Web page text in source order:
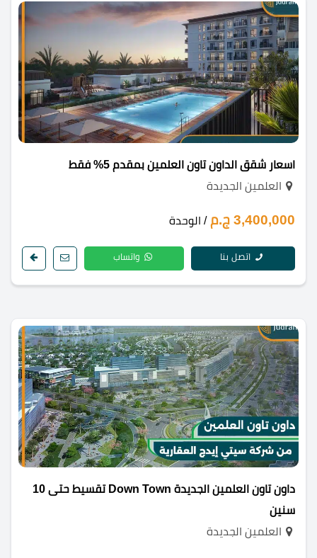
اسعار شقق الداون تاون العلمين بمقدم 5% فقط
العلمين الجديدة
3,400,000 ج.م / الوحدة
اتصل بنا واتساب
داون تاون العلمين الجديدة Down Town تقسيط حتى 10
سنين
العلمين الجديدة